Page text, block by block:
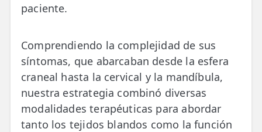
paciente.
Comprendiendo la complejidad de sus
síntomas, que abarcaban desde la esfera
craneal hasta la cervical y la mandíbula,
nuestra estrategia combinó diversas
modalidades terapéuticas para abordar
tanto los tejidos blandos como la función